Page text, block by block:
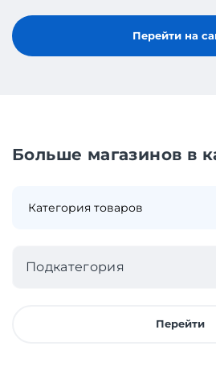
Перейти на
Больше магазинов в
Подкатегория
Перейти